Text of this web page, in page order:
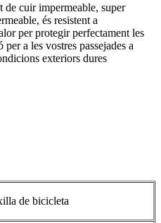
cuir impermeable, super
és resistent a
per protegir perfectament les
a les vostres passejades a
exteriors dures
de bicicleta